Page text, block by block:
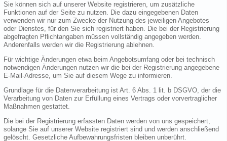
Sie können sich auf unserer Website registrieren, um zusätzliche
Funktionen auf der Seite zu nutzen. Die dazu eingegebenen Daten
verwenden wir nur zum Zwecke der Nutzung des jeweiligen Angebotes
oder Dienstes, für den Sie sich registriert haben. Die bei der Registrierung
abgefragten Pflichtangaben müssen vollständig angegeben werden.
Anderenfalls werden wir die Registrierung ablehnen.
Für wichtige Änderungen etwa beim Angebotsumfang oder bei technisch
notwendigen Änderungen nutzen wir die bei der Registrierung angegebene
E-Mail-Adresse, um Sie auf diesem Wege zu informieren.
Grundlage für die Datenverarbeitung ist Art. 6 Abs. 1 lit. b DSGVO, der die
Verarbeitung von Daten zur Erfüllung eines Vertrags oder vorvertraglicher
Maßnahmen gestattet.
Die bei der Registrierung erfassten Daten werden von uns gespeichert,
solange Sie auf unserer Website registriert sind und werden anschließend
gelöscht. Gesetzliche Aufbewahrungsfristen bleiben unberührt.